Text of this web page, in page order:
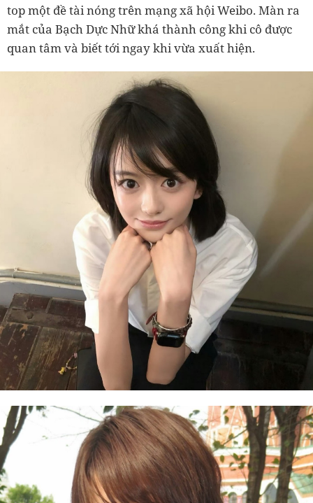
top một đề tài nóng trên mạng xã hội Weibo. Màn ra
mắt của Bạch Dực Nhữ khá thành công khi cô được
quan tâm và biết tới ngay khi vừa xuất hiện.